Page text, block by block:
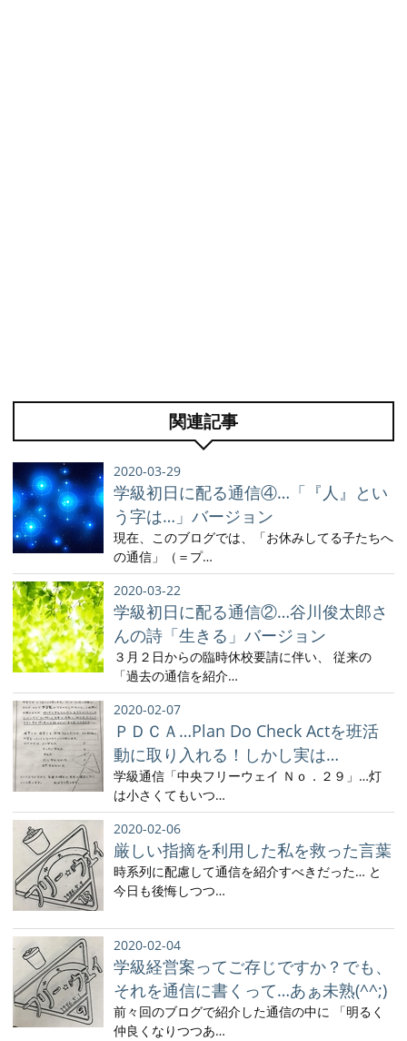
関連記事
2020-03-29
学級初日に配る通信④…「『人』とい
う字は…」バージョン
現在、このブログでは、「お休みしてる子たちへ
の通信」（＝プ…
2020-03-22
学級初日に配る通信②…谷川俊太郎さ
んの詩「生きる」バージョン
３月２日からの臨時休校要請に伴い、 従来の
「過去の通信を紹介…
2020-02-07
ＰＤＣＡ…Plan Do Check Actを班活
動に取り入れる！しかし実は…
学級通信「中央フリーウェイ Ｎｏ．２９」…灯
は小さくてもいつ…
2020-02-06
厳しい指摘を利用した私を救った言葉
時系列に配慮して通信を紹介すべきだった… と
今日も後悔しつつ…
2020-02-04
学級経営案ってご存じですか？でも、
それを通信に書くって…あぁ未熟(^^;)
前々回のブログで紹介した通信の中に 「明るく
仲良くなりつつあ…